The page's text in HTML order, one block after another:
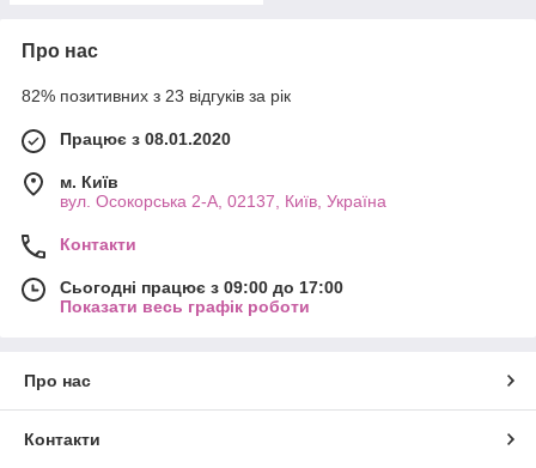
Про нас
82% позитивних з 23 відгуків за рік
Працює з 08.01.2020
м. Київ
вул. Осокорська 2-А, 02137, Київ, Україна
Контакти
Сьогодні працює з 09:00 до 17:00
Показати весь графік роботи
Про нас
Контакти